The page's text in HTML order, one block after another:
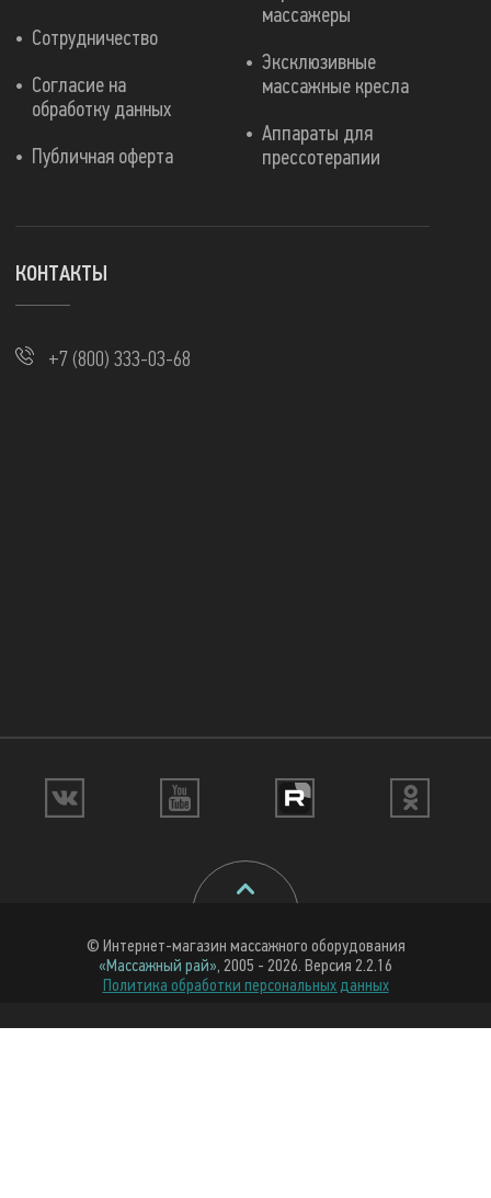
массажеры
Эксклюзивные
массажные кресла
Аппараты для
прессотерапии
Сотрудничество
Согласие на
обработку данных
Публичная оферта
КОНТАКТЫ
+7 (800) 333-03-68
© Интернет-магазин массажного оборудования
«Массажный рай», 2005 - 2026. Версия 2.2.16
Политика обработки персональных данных